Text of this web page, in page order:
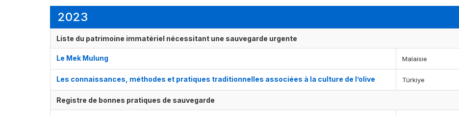
2023
Liste du patrimoine immatériel nécessitant une sauvegarde urgente
Le Mek Mulung Malaisie
Les connaissances, méthodes et pratiques traditionnelles associées à la culture de l’olive Türkiye
Registre de bonnes pratiques de sauvegarde